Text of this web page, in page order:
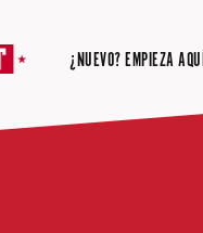
¿NUEVO? EMPIEZA